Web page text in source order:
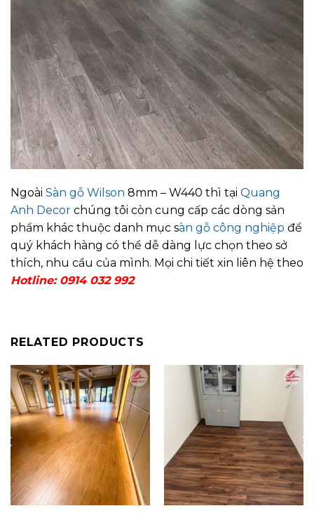
Ngoài Sàn gỗ Wilson 8mm – W440 thì tại Quang
Anh Decor chúng tôi còn cung cấp các dòng sản
phẩm khác thuộc danh mục sàn gỗ công nghiệp để
quý khách hàng có thể dễ dàng lực chọn theo sở
thích, nhu cầu của mình. Mọi chi tiết xin liên hệ theo
Hotline: 0914 032 992
RELATED PRODUCTS